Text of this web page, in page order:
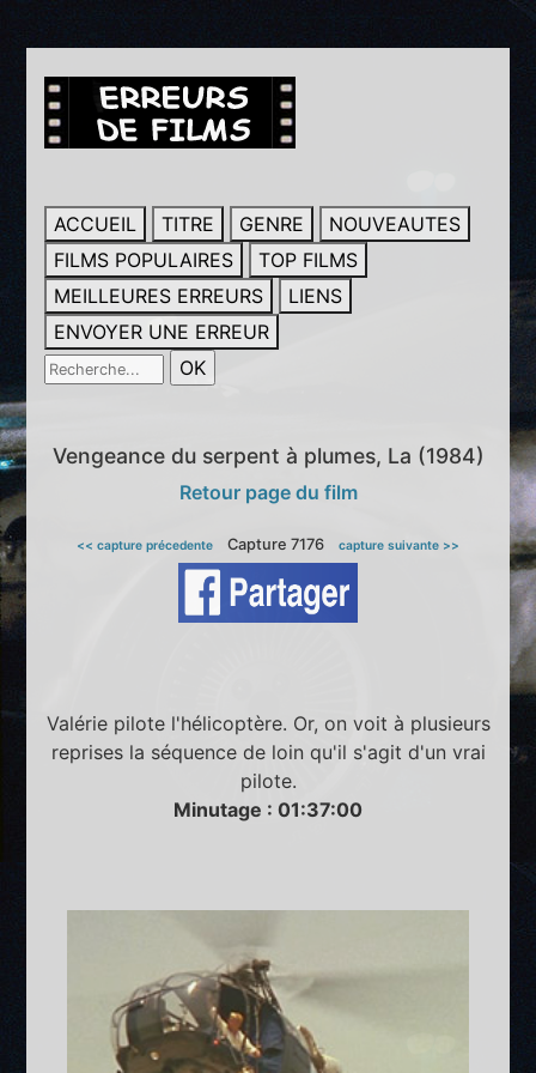
ACCUEIL TITRE GENRE
NOUVEAUTES
FILMS POPULAIRES
TOP FILMS
MEILLEURES ERREURS
LIENS
ENVOYER UNE ERREUR
Vengeance du serpent à plumes, La (1984)
Retour page du film
<< capture précedente Capture 7176 capture suivante >>
Valérie pilote l'hélicoptère. Or, on voit à plusieurs
reprises la séquence de loin qu'il s'agit d'un vrai
pilote.
Minutage : 01:37:00